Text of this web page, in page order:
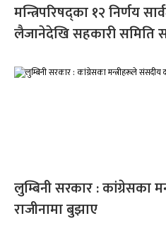
मन्त्रिपरिषद्का १२ निर्णय
लैजानेदेखि सहकारी समिति
लुम्बिनी सरकार : कांग्रेसका
राजीनामा बुझाए